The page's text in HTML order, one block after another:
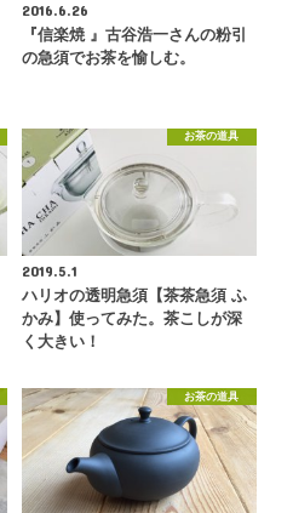
2016.6.26
『信楽焼 』古谷浩一さんの粉引
の急須でお茶を愉しむ。
お茶の道具
2019.5.1
ハリオの透明急須【茶茶急須 ふ
かみ】使ってみた。茶こしが深
く大きい！
お茶の道具